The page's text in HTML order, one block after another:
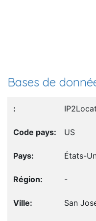
Bases de
US
États-
-
San